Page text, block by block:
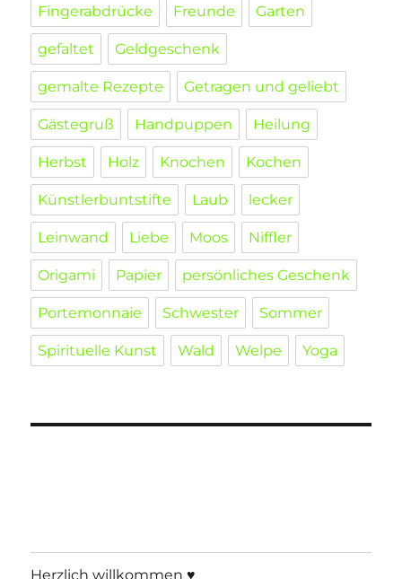
Fingerabdrücke Freunde Garten
gefaltet Geldgeschenk
gemalte Rezepte Getragen und geliebt
Gästegruß Handpuppen Heilung
Herbst Holz Knochen Kochen
Künstlerbuntstifte Laub lecker
Leinwand Liebe Moos Niffler
Origami Papier persönliches Geschenk
Portemonnaie Schwester Sommer
Spirituelle Kunst Wald Welpe Yoga
Herzlich willkommen ♥